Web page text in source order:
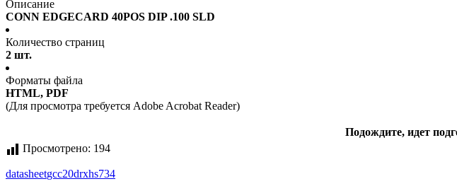
Описание
CONN EDGECARD 40POS DIP .100 SLD
Количество страниц
2 шт.
Форматы файла
HTML, PDF
(Для просмотра требуется Adobe Acrobat Reader)
Подождите, идет
Просмотрено: 194
datasheetgcc20drxhs734